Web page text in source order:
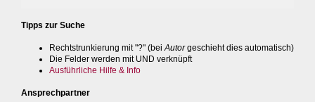
Tipps zur Suche
Rechtstrunkierung mit "?" (bei Autorgeschieht dies automatisch)
Die Felder werden mit UND verknüpft
Ausführliche Hilfe & Info
Ansprechpartner